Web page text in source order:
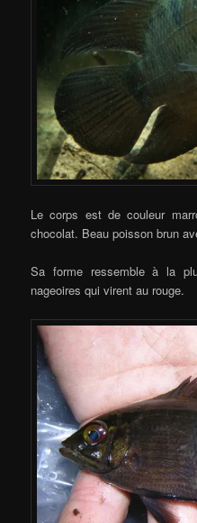
Le corps est de couleur
chocolat. Beau poisson brun
Sa forme ressemble à la
nageoires qui virent au rouge.